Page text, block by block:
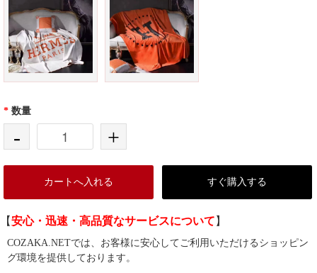
* 数量
- +
カートへ入れる すぐ購入する
【安心・迅速・高品質なサービスについて 】
COZAKA.NETでは、お客様に安心してご利用いただけるショッピン
グ環境を提供しております。